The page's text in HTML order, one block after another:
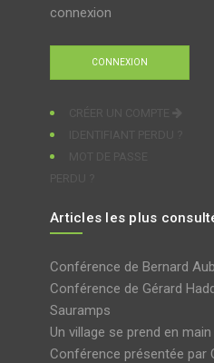
connexion
Articles les plus
Conférence de Bernard
Conférence de Gérard
Sauramps
Un village se prend en main
Conférence présentée par